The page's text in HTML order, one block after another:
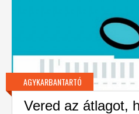
AGYKARBANTARTÓ
Vered az átlagot,